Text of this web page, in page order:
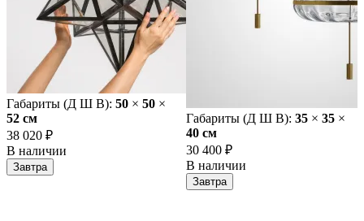
Габариты (Д Ш В): 50 × 50 ×
52 cм
38 020 ₽
В наличии
Завтра
Габариты (Д Ш В): 35 × 35 ×
40 cм
30 400 ₽
В наличии
Завтра